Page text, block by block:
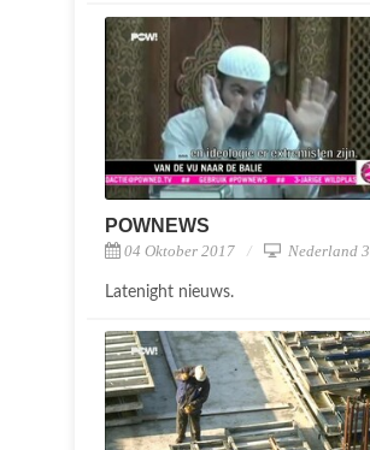
POWNEWS
04 Oktober 2017 Nederland 3
Latenight nieuws.